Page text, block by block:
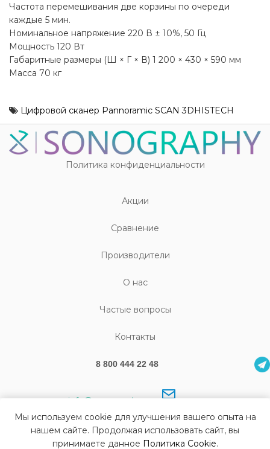
Частота перемешивания две корзины по очереди
каждые 5 мин.
Номинальное напряжение 220 В ± 10%, 50 Гц
Мощность 120 Вт
Габаритные размеры (Ш × Г × В) 1 200 × 430 × 590 мм
Масса 70 кг
Цифровой сканер Pannoramic SCAN 3DHISTECH
Политика конфиденциальности
Акции
Cравнение
Производители
О нас
Частые вопросы
Контакты
8 800 444 22 48
info@sonography.ru
Мы используем cookie для улучшения вашего опыта на
нашем сайте. Продолжая использовать сайт, вы
принимаете данное Политика Cookie.